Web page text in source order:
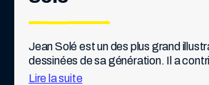
Jean Solé est un des plus grand
dessinées de sa génération. Il a
telles que Pilote, Fluide glacial, ou
Lire la suite